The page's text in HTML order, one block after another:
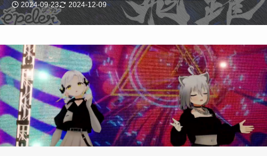
2024-09-23 2024-12-09